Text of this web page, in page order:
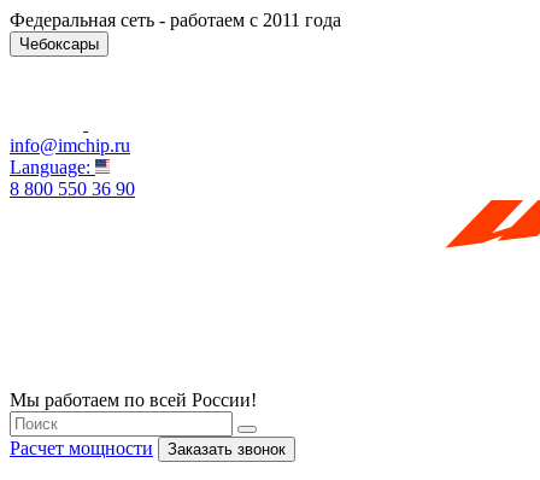
Федеральная сеть - работаем с 2011 года
Чебоксары
info@imchip.ru
Language:
8 800 550 36 90
Мы работаем по всей России!
Расчет мощности Заказать звонок